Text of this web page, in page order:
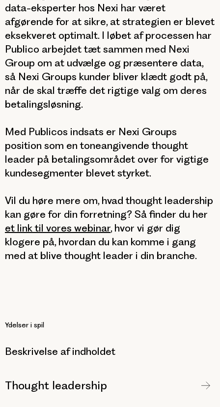
data-eksperter hos Nexi har været
afgørende for at sikre, at strategien er blevet
eksekveret optimalt. I løbet af processen har
Publico arbejdet tæt sammen med Nexi
Group om at udvælge og præsentere data,
så Nexi Groups kunder bliver klædt godt på,
når de skal træffe det rigtige valg om deres
betalingsløsning.
Med Publicos indsats er Nexi Groups
position som en toneangivende thought
leader på betalingsområdet over for vigtige
kundesegmenter blevet styrket.
Vil du høre mere om, hvad thought leadership
kan gøre for din forretning? Så finder du her
et link til vores webinar, hvor vi gør dig
klogere på, hvordan du kan komme i gang
med at blive thought leader i din branche.
Ydelser i spil
Beskrivelse af indholdet
Thought leadership